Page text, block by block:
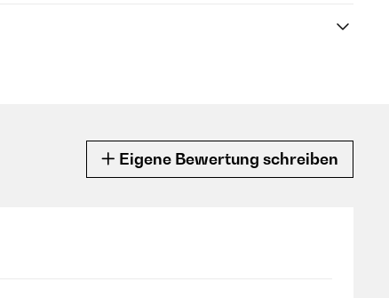
Eigene Bewertung schreiben